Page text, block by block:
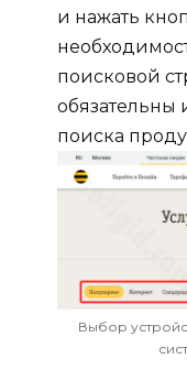
и нажать
поисковой
обязательны
поиска
Выбор